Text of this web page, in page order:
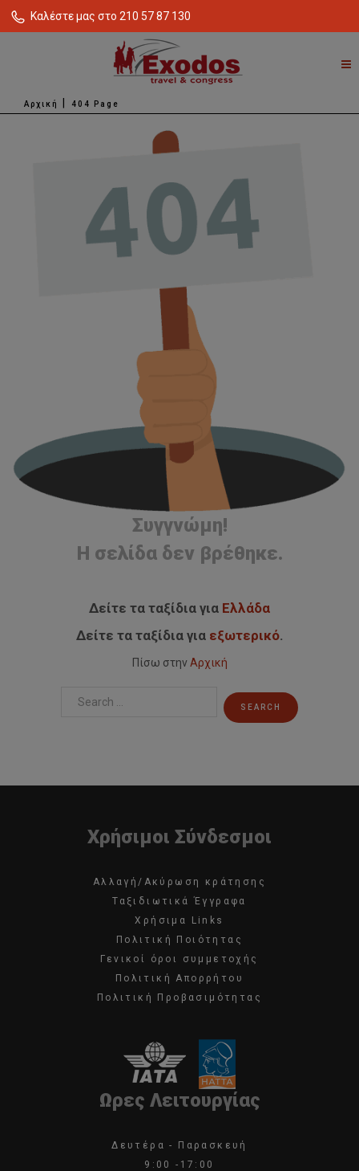
Καλέστε μας στο 210 57 87 130
Αρχική 404 Page
Συγγνώμη!
Η σελίδα δεν βρέθηκε.
Δείτε τα ταξίδια για Ελλάδα
Δείτε τα ταξίδια για εξωτερικό.
Πίσω στηνΑρχική
Search
SEARCH
Χρήσιμοι Σύνδεσμοι
Αλλαγή/Ακύρωση κράτησης
Ταξιδιωτικά Έγγραφα
Χρήσιμα Links
Πολιτική Ποιότητας
Γενικοί όροι συμμετοχής
Πολιτική Απορρήτου
Πολιτική Προβασιμότητας
Ωρες Λειτουργίας
Δευτέρα - Παρασκευή
9:00 -17:00